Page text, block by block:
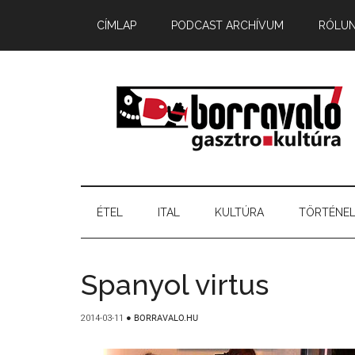
CÍMLAP PODCAST ARCHÍVUM
ÉTEL ITAL KULTÚRA
Spanyol virtus
2014-03-11 ● BORRAVALO.HU